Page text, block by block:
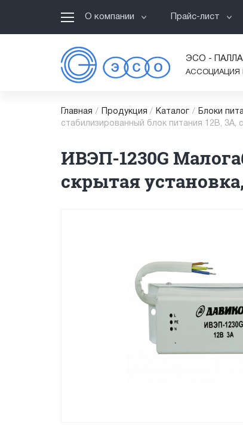
О компании Прайс-лист
ЭСО -
АССОЦИАЦИЯ
Главная / Продукция / Каталог / Блоки
стабилизированный блок питания 12В, 3А,
ИВЭП-1230G
скрытая